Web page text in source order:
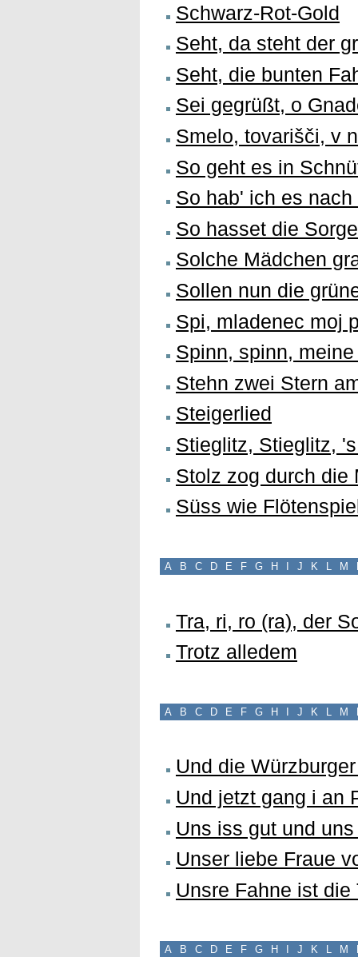
Schwarz-Rot-Gold
Seht, da steht der
Seht, die bunten
Sei gegrüßt, o
Smelo, tovarišči, v
So geht es in
So hab' ich es
So hasset die
Solche Mädchen
Sollen nun die
Spi, mladenec moj
Spinn, spinn,
Stehn zwei Stern
Steigerlied
Stieglitz, Stieglitz,
Stolz zog durch die
Süss wie
A B C D E F G H I J K L M
Tra, ri, ro (ra), der
Trotz alledem
A B C D E F G H I J K L M
Und die
Und jetzt gang i an
Uns iss gut und
Unser liebe Fraue
Unsre Fahne ist die
A B C D E F G H J K L M